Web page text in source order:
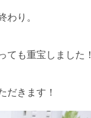
り。
ても重宝しました！
だきます！